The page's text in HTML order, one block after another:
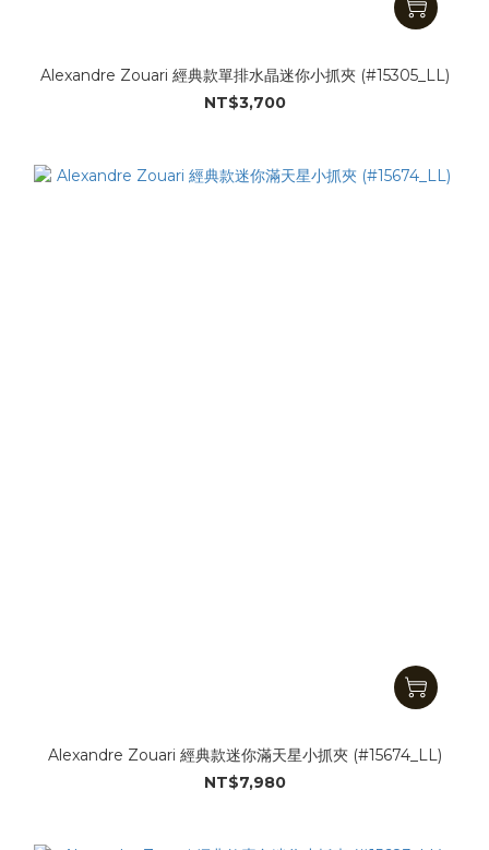
Alexandre Zouari 經典款單排水晶迷你小抓夾 (#15305_LL)
NT$3,700
Alexandre Zouari 經典款迷你滿天星小抓夾 (#15674_LL)
NT$7,980